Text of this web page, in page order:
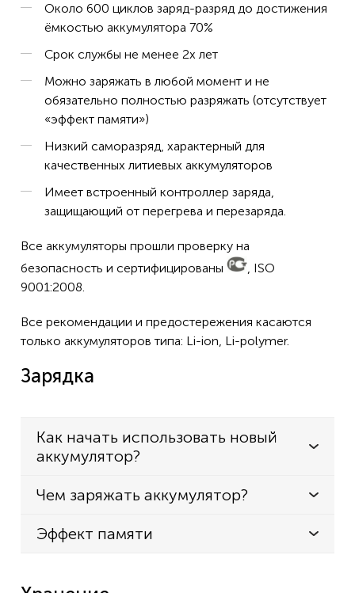
X5C
X5C-1
X5SC
X5SW
U941A
WLTOYS
Около 600 циклов заряд-разряд до достижения
ёмкостью аккумулятора 70%
Срок службы не менее 2х лет
Можно заряжать в любой момент и не
обязательно полностью разряжать (отсутствует
«эффект памяти»)
Низкий саморазряд, характерный для
качественных литиевых аккумуляторов
Имеет встроенный контроллер заряда,
защищающий от перегрева и перезаряда.
Все аккумуляторы прошли проверку на
безопасность и сертифицированы
, ISO
9001:2008.
Все рекомендации и предостережения касаются
только аккумуляторов типа: Li-ion, Li-polymer.
Зарядка
Как начать использовать новый
аккумулятор?
Чем заряжать аккумулятор?
Эффект памяти